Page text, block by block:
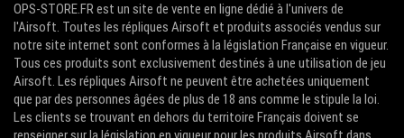
OPS-STORE.FR est un site de vente en ligne dédié à l'univers de
l'Airsoft. Toutes les répliques Airsoft et produits associés vendus sur
notre site internet sont conformes à la législation Française en vigueur.
Tous ces produits sont exclusivement destinés à une utilisation de jeu
Airsoft. Les répliques Airsoft ne peuvent être achetées uniquement
que par des personnes âgées de plus de 18 ans comme le stipule la loi.
Les clients se trouvant en dehors du territoire Français doivent se